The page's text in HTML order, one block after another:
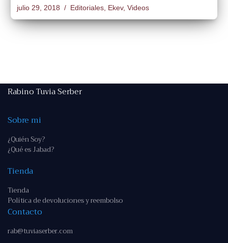
julio 29, 2018 Editoriales, Ekev, Videos
Rabino Tuvia Serber
Sobre mi
¿Quién Soy?
¿Qué es Jabad?
Tienda
Tienda
Política de devoluciones y reembolso
Contacto
rab@tuviaserber.com